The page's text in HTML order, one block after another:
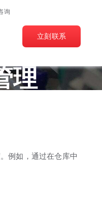
询
立刻联系
理
例如，通过在仓库中